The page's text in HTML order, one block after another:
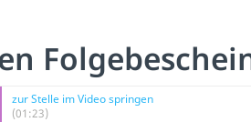
zur Stelle im Video springen
(01:23)